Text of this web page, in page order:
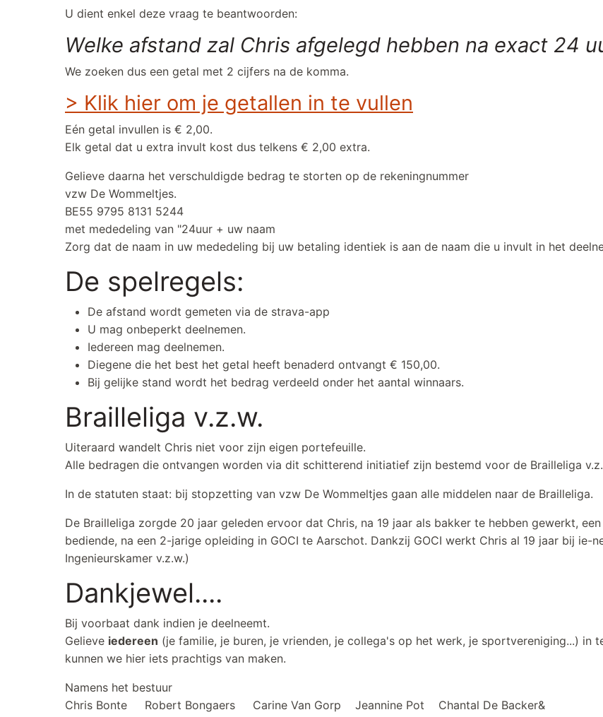
U dient enkel deze vraag te beantwoorden:
Welke afstand zal Chris afgelegd hebben na exact 24
We zoeken dus een getal met 2 cijfers na de komma.
> Klik hier om je getallen in te vullen
Eén getal invullen is € 2,00.
Elk getal dat u extra invult kost dus telkens € 2,00 extra.
Gelieve daarna het verschuldigde bedrag te storten op de rekeningnummer
vzw De Wommeltjes.
BE55 9795 8131 5244
met mededeling van "24uur + uw naam
Zorg dat de naam in uw mededeling bij uw betaling identiek is aan de naam die u invult in het
De spelregels:
De afstand wordt gemeten via de strava-app
U mag onbeperkt deelnemen.
Iedereen mag deelnemen.
Diegene die het best het getal heeft benaderd ontvangt € 150,00.
Bij gelijke stand wordt het bedrag verdeeld onder het aantal winnaars.
Brailleliga v.z.w.
Uiteraard wandelt Chris niet voor zijn eigen portefeuille.
Alle bedragen die ontvangen worden via dit schitterend initiatief zijn bestemd voor de Brailleliga
In de statuten staat: bij stopzetting van vzw De Wommeltjes gaan alle middelen naar de Brailleliga.
De Brailleliga zorgde 20 jaar geleden ervoor dat Chris, na 19 jaar als bakker te hebben gewerkt,
bediende, na een 2-jarige opleiding in GOCI te Aarschot. Dankzij GOCI werkt Chris al 19 jaar bij ie-
Ingenieurskamer v.z.w.)
Dankjewel....
Bij voorbaat dank indien je deelneemt.
Gelieve iedereen (je familie, je buren, je vrienden, je collega's op het werk, je sportvereniging...) in
kunnen we hier iets prachtigs van maken.
Namens het bestuur
Chris Bonte Robert Bongaers Carine Van Gorp Jeannine Pot Chantal De Backer&